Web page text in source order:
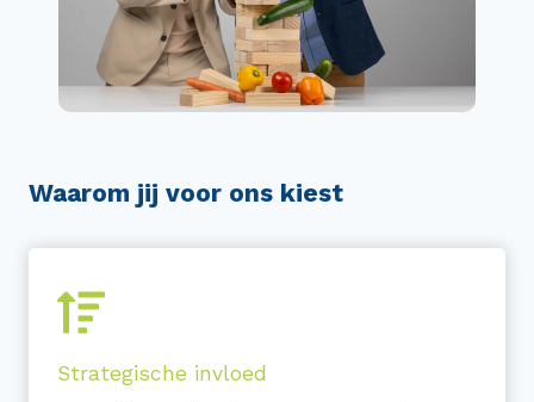
Waarom jij voor ons kiest
Strategische invloed